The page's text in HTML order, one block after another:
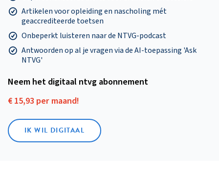
Artikelen voor opleiding en nascholing mét
geaccrediteerde toetsen
Onbeperkt luisteren naar de NTVG-podcast
Antwoorden op al je vragen via de AI-toepassing 'Ask
NTVG'
Neem het digitaal ntvg abonnement
€ 15,93 per maand!
IK WIL DIGITAAL